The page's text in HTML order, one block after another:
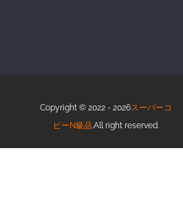
Copyright © 2022 - 2026スーパーコ
ピーN級品.All right reserved.